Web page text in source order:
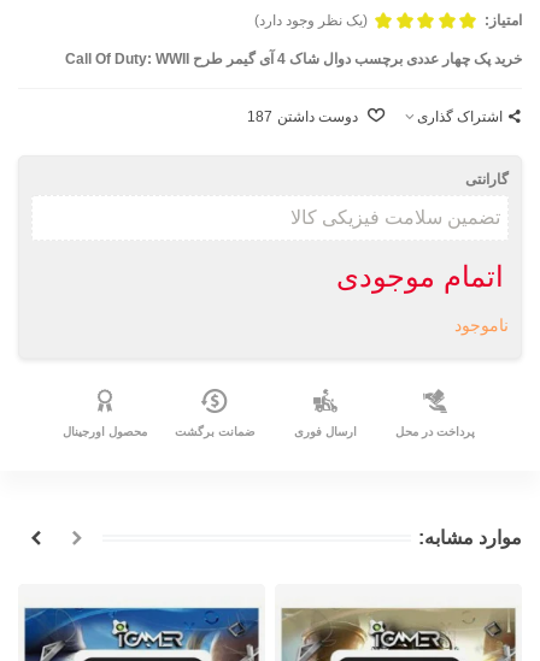
امتیاز: (یک نظر وجود دارد)
خرید پک چهار عددی برچسب دوال شاک 4 آی‌ گیمر طرح Call Of Duty: WWII
اشتراک گذاری دوست داشتن 187
گارانتی
اتمام موجودی
ناموجود
پرداخت در محل ارسال فوری ضمانت برگشت محصول اورجینال
موارد مشابه: